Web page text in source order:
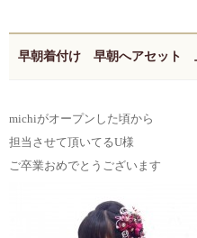
早朝着付け 早朝へアセッ
michiがオープンした頃から
担当させて頂いてるU様
ご卒業おめでとうございます